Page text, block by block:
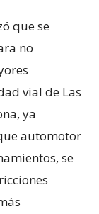
que se
no
vial de Las
ya
automotor
se